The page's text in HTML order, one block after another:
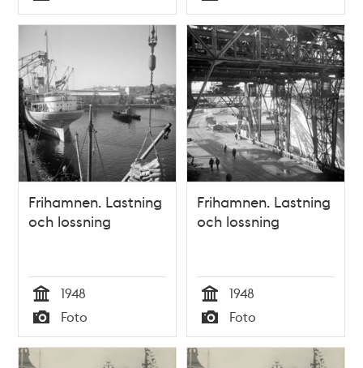
Typ
Typ
Frihamnen. Lastning
och lossning
Tid
1948
Typ
Foto
Frihamnen. Lastning
och lossning
Tid
1948
Typ
Foto